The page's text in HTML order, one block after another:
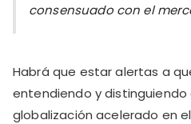
consensuado con el
Habrá que estar alertas a
entendiendo y
globalización acelerado en